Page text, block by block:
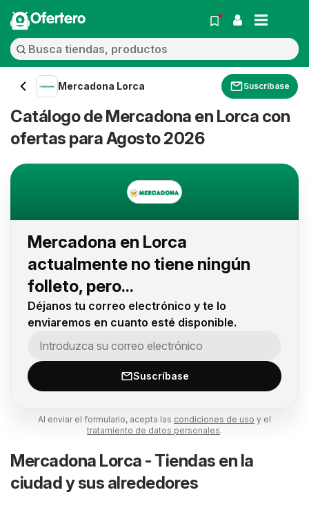
Ofertero
Mercadona Lorca Suscríbase
Catálogo de Mercadona en Lorca con
ofertas para Agosto 2026
Mercadona en Lorca
actualmente no tiene ningún
folleto, pero...
Déjanos tu correo electrónico y te lo
enviaremos en cuanto esté disponible.
Suscríbase
Al enviar el formulario, acepta las condiciones de uso y el
tratamiento de datos personales.
Mercadona Lorca - Tiendas en la
ciudad y sus alrededores